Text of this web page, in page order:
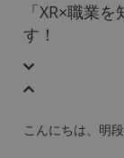
「XR×職業
す！
こんにちは、明